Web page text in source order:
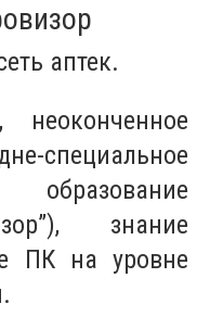
аптек.
знание
ПК на уровне